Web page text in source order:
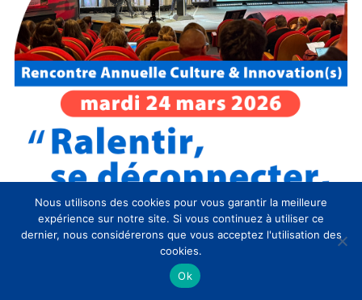
Évènements CLIC à venir
Nous utilisons des cookies pour vous garantir la meilleure
expérience sur notre site. Si vous continuez à utiliser ce
dernier, nous considérerons que vous acceptez l'utilisation des
cookies.
Ok